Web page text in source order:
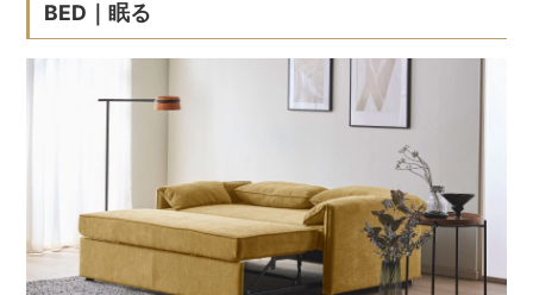
BED｜眠る